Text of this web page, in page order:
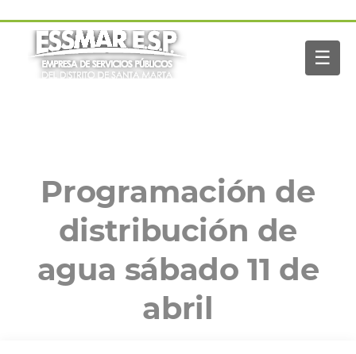
☰
Navegación
principal
Inicio
Nosotros
Programación de
distribución de
agua sábado 11 de
abril